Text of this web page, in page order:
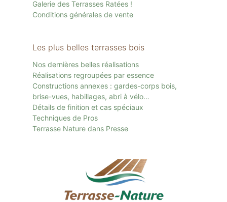
Galerie des Terrasses Ratées !
Conditions générales de vente
Les plus belles terrasses bois
Nos dernières belles réalisations
Réalisations regroupées par essence
Constructions annexes : gardes-corps bois,
brise-vues, habillages, abri à vélo…
Détails de finition et cas spéciaux
Techniques de Pros
Terrasse Nature dans Presse